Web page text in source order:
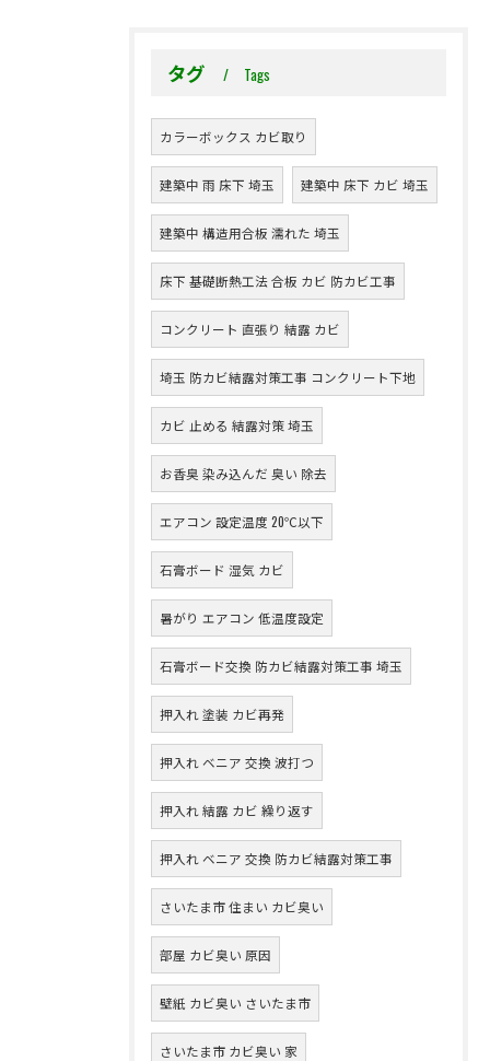
タグ Tags
カラーボックス カビ取り
建築中 雨 床下 埼玉 建築中 床下 カビ 埼玉
建築中 構造用合板 濡れた 埼玉
床下 基礎断熱工法 合板 カビ 防カビ工事
コンクリート 直張り 結露 カビ
埼玉 防カビ結露対策工事 コンクリート下地
カビ 止める 結露対策 埼玉
お香臭 染み込んだ 臭い 除去
エアコン 設定温度 20℃以下
石膏ボード 湿気 カビ
暑がり エアコン 低温度設定
石膏ボード交換 防カビ結露対策工事 埼玉
押入れ 塗装 カビ再発
押入れ ベニア 交換 波打つ
押入れ 結露 カビ 繰り返す
押入れ ベニア 交換 防カビ結露対策工事
さいたま市 住まい カビ臭い
部屋 カビ臭い 原因
壁紙 カビ臭い さいたま市
さいたま市 カビ臭い 家